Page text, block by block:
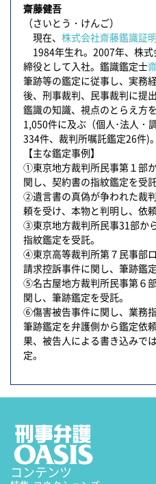
齋藤健吾
（さいとう・けんご）
現在、 株式会社齋藤鑑識証
1984年生れ。2007年、株式
締役として入社。鑑識鑑定士
筆跡等の鑑定に従事し、実務
後、刑事裁判、民事裁判に提
鑑識の知識、視点のとらえ方
1,050件に及ぶ（個人･法人・
334件、裁判所嘱託鑑定26件)。
【主な鑑定事例】
①東京地方裁判所民事第１部
関し、契約書の指紋鑑定を受託
②遺言書の真偽が争われた裁
頼を受け、本物と判明し、依
③東京地方裁判所民事31部か
指紋鑑定を受託。
④東京高等裁判所第７民事部
請求控訴事件に関し、筆跡鑑定
⑤名古屋地方裁判所民事第６
関し、筆跡鑑定を受託。
⑥傷害被告事件に関し、業務
筆跡鑑定を弁護側から鑑定依
果、被告人による書き込みで
定。
コンテンツ